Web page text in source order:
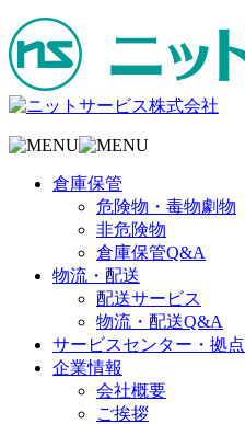
倉庫保管
危険物・毒物劇物
非危険物
倉庫保管Q&A
物流・配送
配送サービス
物流・配送Q&A
サービスセンター・拠点
企業情報
会社概要
ご挨拶